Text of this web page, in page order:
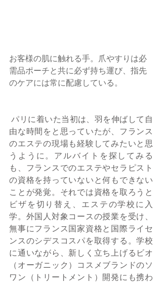
お客様の肌に触れる手。爪やすりは必
需品ポーチと共に必ず持ち運び、指先
のケアには常に配慮している。
パリに着いた当初は、羽を伸ばして自
由な時間をと思っていたが、フランス
のエステの現場も経験してみたいと思
うように。アルバイトを探してみる
も、フランスでのエステやセラピスト
の資格を持っていないと何もできない
ことが発覚。それでは資格を取ろうと
ビザを切り替え、エステの学校に入
学。外国人対象コースの授業を受け、
無事にフランス国家資格と国際ライセ
ンスのシデスコスパを取得する。学校
に通いながら、新しく立ち上げるビオ
（オーガニック）コスメブランドのソ
ワン（トリートメント）開発にも携わ